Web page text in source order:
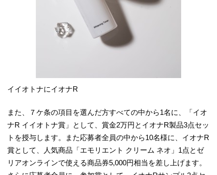
イイオトナにイオナR
また、７ケ条の項目を選んだ方すべての中から1名に、「イオ
ナR イイオトナ賞」として、賞金2万円とイオナR製品3点セッ
トを授与します。また応募者全員の中から10名様に、イオナR
賞として、人気商品「エモリエント クリーム ネオ」1点とゼ
リアオンラインで使える商品券5,000円相当を差し上げます。